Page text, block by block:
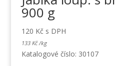
900 g
120 Kč s DPH
133 Kč /kg
Katalogové číslo: 30107